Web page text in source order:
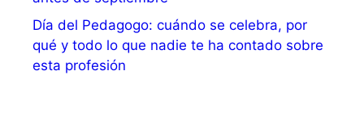
Día del Pedagogo: cuándo se celebra, por
qué y todo lo que nadie te ha contado sobre
esta profesión